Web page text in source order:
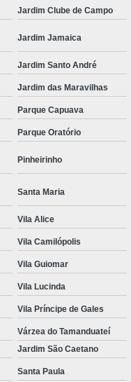
Jardim Clube de Campo
Jardim Jamaica
Jardim Santo André
Jardim das Maravilhas
Parque Capuava
Parque Oratório
Pinheirinho
Santa Maria
Vila Alice
Vila Camilópolis
Vila Guiomar
Vila Lucinda
Vila Príncipe de Gales
Várzea do Tamanduateí
Jardim São Caetano
Santa Paula